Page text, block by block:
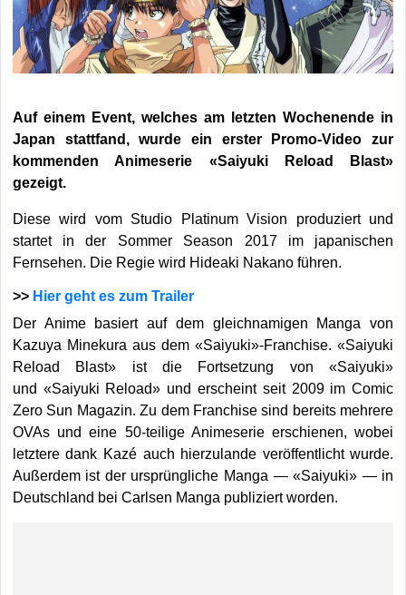
Auf einem Event, welches am letzten Wochenende in
Japan stattfand, wurde ein erster Promo-Video zur
kommenden Animeserie «Saiyuki Reload Blast»
gezeigt.
Diese wird vom Studio Platinum Vision produziert und
startet in der Sommer Season 2017 im japanischen
Fernsehen. Die Regie wird Hideaki Nakano führen.
>> Hier geht es zum Trailer
Der Anime basiert auf dem gleichnamigen Manga von
Kazuya Minekura aus dem «Saiyuki»-Franchise. «Saiyuki
Reload Blast» ist die Fortsetzung von «Saiyuki»
und «Saiyuki Reload» und erscheint seit 2009 im Comic
Zero Sun Magazin. Zu dem Franchise sind bereits mehrere
OVAs und eine 50-teilige Animeserie erschienen, wobei
letztere dank Kazé auch hierzulande veröffentlicht wurde.
Außerdem ist der ursprüngliche Manga — «Saiyuki» — in
Deutschland bei Carlsen Manga publiziert worden.